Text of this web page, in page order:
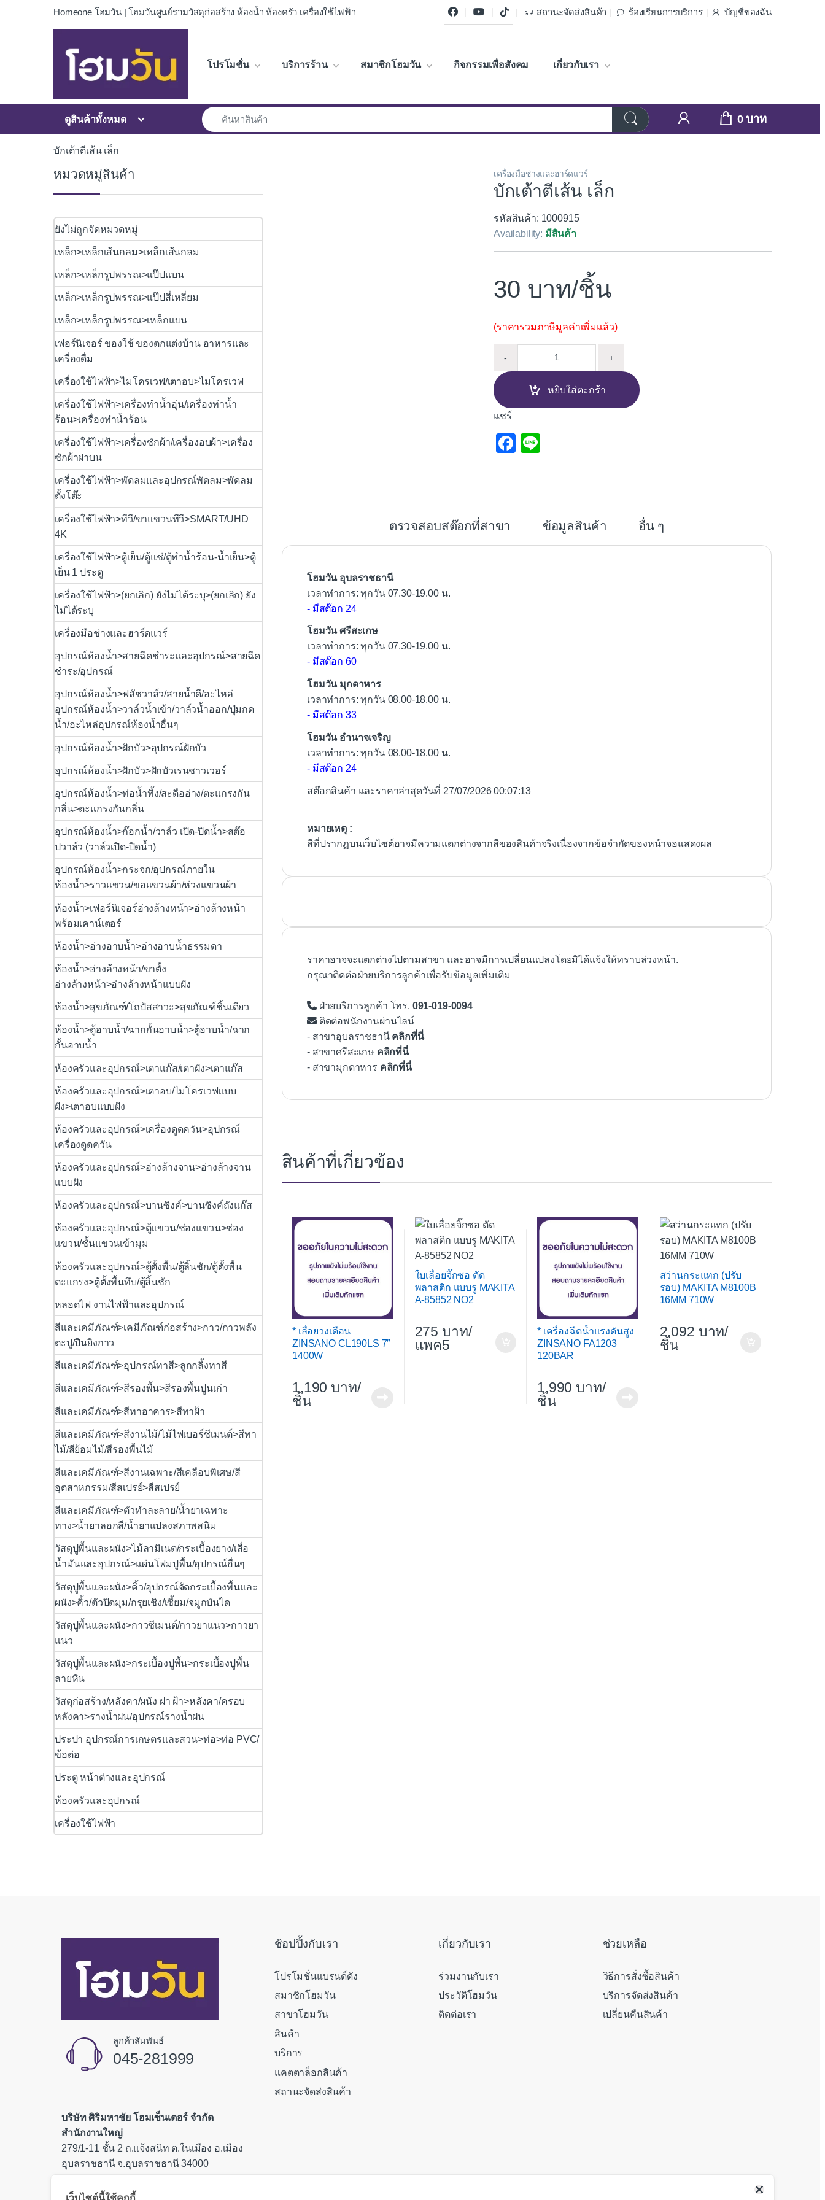
Skip to navigation
Skip to contentHomeone โฮมวัน | โฮมวันศูนย์รวมวัสดุก่อสร้าง ห้องน้ำ ห้องครัว เครื่องใช้ไฟฟ้า สถานะจัดส่งสินค้า ร้องเรียนการบริการ บัญชีของฉัน
โปรโมชั่น บริการร้าน สมาชิกโฮมวัน กิจกรรมเพื่อสังคม เกี่ยวกับเรา
ดูสินค้าทั้งหมด 0
บักเต้าตีเส้น เล็ก
เครื่องมือช่างและฮาร์ดแวร์
บักเต้าตีเส้น เล็ก
รหัสสินค้า: 1000915
Availability: มีสินค้า
30 /ชิ้น
(ราคารวมภาษีมูลค่าเพิ่มแล้ว)
- +
หยิบใส่ตะกร้า
แชร์
F
o
ตรวจสอบสต๊อกที่สาขา ข้อมูลสินค้า อื่น ๆ
โฮมวัน อุบลราชธานี
เวลาทำการ: ทุกวัน 07.30-19.00 น.
- มีสต๊อก 24
โฮมวัน ศรีสะเกษ
เวลาทำการ: ทุกวัน 07.30-19.00 น.
- มีสต๊อก 60
โฮมวัน มุกดาหาร
เวลาทำการ: ทุกวัน 08.00-18.00 น.
- มีสต๊อก 33
โฮมวัน อำนาจเจริญ
เวลาทำการ: ทุกวัน 08.00-18.00 น.
- มีสต๊อก 24
สต๊อกสินค้า และราคาล่าสุดวันที่ 27/07/2026 00:07:13
หมายเหตุ :
สีที่ปรากฏบนเว็บไซต์อาจมีความแตกต่างจากสีของสินค้าจริงเนื่องจากข้อจำกัดของหน้าจอแสดงผล
ราคาอาจจะแตกต่างไปตามสาขา และอาจมีการเปลี่ยนแปลงโดยมิได้แจ้งให้ทราบล่วงหน้า.
กรุณาติดต่อฝ่ายบริการลูกค้าเพื่อรับข้อมูลเพิ่มเติม
ฝ่ายบริการลูกค้า โทร. 091-019-0094
ติดต่อพนักงานผ่านไลน์
- สาขาอุบลราชธานี คลิกที่นี่
- สาขาศรีสะเกษ คลิกที่นี่
- สาขามุกดาหาร คลิกที่นี่
สินค้าที่เกี่ยวข้อง
* เลื่อยวงเดือน
ZINSANO CL190LS 7″
1400W
1,190
/
ชิ้น
ใบเลื่อยจิ๊กซอ ตัด
พลาสติก แบบรู MAKITA
A-85852 NO2
275
/
แพค5
* เครื่องฉีดน้ำแรงดันสูง
ZINSANO FA1203
120BAR
1,990
/
ชิ้น
สว่านกระแทก (ปรับ
รอบ) MAKITA M8100B
16MM 710W
2,092
/
ชิ้น
หมวดหมู่สินค้า
ยังไม่ถูกจัดหมวดหมู่
เหล็ก>เหล็กเส้นกลม>เหล็กเส้นกลม
เหล็ก>เหล็กรูปพรรณ>แป๊ปแบน
เหล็ก>เหล็กรูปพรรณ>แป๊ปสี่เหลี่ยม
เหล็ก>เหล็กรูปพรรณ>เหล็กแบน
เฟอร์นิเจอร์ ของใช้ ของตกแต่งบ้าน อาหารและ
เครื่องดื่ม
เครื่องใช้ไฟฟ้า>ไมโครเวฟ/เตาอบ>ไมโครเวฟ
เครื่องใช้ไฟฟ้า>เครื่องทำน้ำอุ่น/เครื่องทำน้ำ
ร้อน>เครื่องทำน้ำร้อน
เครื่องใช้ไฟฟ้า>เครื่่องซักผ้า/เครื่องอบผ้า>เครื่อง
ซักผ้าฝาบน
เครื่องใช้ไฟฟ้า>พัดลมและอุปกรณ์พัดลม>พัดลม
ตั้งโต๊ะ
เครื่องใช้ไฟฟ้า>ทีวี/ขาแขวนทีวี>SMART/UHD
4K
เครื่องใช้ไฟฟ้า>ตู้เย็น/ตู้แช่/ตู้ทำน้ำร้อน-น้ำเย็น>ตู้
เย็น 1 ประตู
เครื่องใช้ไฟฟ้า>(ยกเลิก) ยังไม่ได้ระบุ>(ยกเลิก) ยัง
ไม่ได้ระบุ
เครื่องมือช่างและฮาร์ดแวร์
อุปกรณ์ห้องน้ำ>สายฉีดชำระและอุปกรณ์>สายฉีด
ชำระ/อุปกรณ์
อุปกรณ์ห้องน้ำ>ฟลัชวาล์ว/สายน้ำดี/อะไหล่
อุปกรณ์ห้องน้ำ>วาล์วน้ำเข้า/วาล์วน้ำออก/ปุ่มกด
น้ำ/อะไหล่อุปกรณ์ห้องน้ำอื่นๆ
อุปกรณ์ห้องน้ำ>ฝักบัว>อุปกรณ์ฝักบัว
อุปกรณ์ห้องน้ำ>ฝักบัว>ฝักบัวเรนชาวเวอร์
อุปกรณ์ห้องน้ำ>ท่อน้ำทิ้ง/สะดืออ่าง/ตะแกรงกัน
กลิ่น>ตะแกรงกันกลิ่น
อุปกรณ์ห้องน้ำ>ก๊อกน้ำ/วาล์ว เปิด-ปิดน้ำ>สต๊อ
ปวาล์ว (วาล์วเปิด-ปิดน้ำ)
อุปกรณ์ห้องน้ำ>กระจก/อุปกรณ์ภายใน
ห้องน้ำ>ราวแขวน/ขอแขวนผ้า/ห่วงแขวนผ้า
ห้องน้ำ>เฟอร์นิเจอร์อ่างล้างหน้า>อ่างล้างหน้า
พร้อมเคาน์เตอร์
ห้องน้ำ>อ่างอาบน้ำ>อ่างอาบน้ำธรรมดา
ห้องน้ำ>อ่างล้างหน้า/ขาตั้ง
อ่างล้างหน้า>อ่างล้างหน้าแบบฝัง
ห้องน้ำ>สุขภัณฑ์/โถปัสสาวะ>สุขภัณฑ์ชิ้นเดียว
ห้องน้ำ>ตู้อาบน้ำ/ฉากกั้นอาบน้ำ>ตู้อาบน้ำ/ฉาก
กั้นอาบน้ำ
ห้องครัวและอุปกรณ์>เตาแก๊ส/เตาฝัง>เตาแก๊ส
ห้องครัวและอุปกรณ์>เตาอบ/ไมโครเวฟแบบ
ฝัง>เตาอบแบบฝัง
ห้องครัวและอุปกรณ์>เครื่องดูดควัน>อุปกรณ์
เครื่องดูดควัน
ห้องครัวและอุปกรณ์>อ่างล้างจาน>อ่างล้างจาน
แบบฝัง
ห้องครัวและอุปกรณ์>บานซิงค์>บานซิงค์ถังแก๊ส
ห้องครัวและอุปกรณ์>ตู้แขวน/ช่องแขวน>ช่อง
แขวน/ชั้นแขวนเข้ามุม
ห้องครัวและอุปกรณ์>ตู้ตั้งพื้น/ตู้ลิ้นชัก/ตู้ตั้งพื้น
ตะแกรง>ตู้ตั้งพื้นทึบ/ตู้ลิ้นชัก
หลอดไฟ งานไฟฟ้าและอุปกรณ์
สีและเคมีภัณฑ์>เคมีภัณฑ์ก่อสร้าง>กาว/กาวพลัง
ตะปู/ปืนยิงกาว
สีและเคมีภัณฑ์>อุปกรณ์ทาสี>ลูกกลิ้งทาสี
สีและเคมีภัณฑ์>สีรองพื้น>สีรองพื้นปูนเก่า
สีและเคมีภัณฑ์>สีทาอาคาร>สีทาฝ้า
สีและเคมีภัณฑ์>สีงานไม้/ไม้ไฟเบอร์ซีเมนต์>สีทา
ไม้/สีย้อมไม้/สีรองพื้นไม้
สีและเคมีภัณฑ์>สีงานเฉพาะ/สีเคลือบพิเศษ/สี
อุตสาหกรรม/สีสเปรย์>สีสเปรย์
สีและเคมีภัณฑ์>ตัวทำละลาย/น้ำยาเฉพาะ
ทาง>น้ำยาลอกสี/น้ำยาแปลงสภาพสนิม
วัสดุปูพื้นและผนัง>ไม้ลามิเนต/กระเบื้องยาง/เสื่อ
น้ำมันและอุปกรณ์>แผ่นโฟมปูพื้น/อุปกรณ์อื่นๆ
วัสดุปูพื้นและผนัง>คิ้ว/อุปกรณ์จัดกระเบื้องพื้นและ
ผนัง>คิ้ว/ตัวปิดมุม/กรุยเชิง/เซี้ยม/จมูกบันได
วัสดุปูพื้นและผนัง>กาวซีเมนต์/กาวยาแนว>กาวยา
แนว
วัสดุปูพื้นและผนัง>กระเบื้องปูพื้น>กระเบื้องปูพื้น
ลายหิน
วัสดุก่อสร้าง/หลังคา/ผนัง ฝา ฝ้า>หลังคา/ครอบ
หลังคา>รางน้ำฝน/อุปกรณ์รางน้ำฝน
ประปา อุปกรณ์การเกษตรและสวน>ท่อ>ท่อ PVC/
ข้อต่อ
ประตู หน้าต่างและอุปกรณ์
ห้องครัวและอุปกรณ์
เครื่องใช้ไฟฟ้า
ลูกค้าสัมพันธ์
045-281999
บริษัท ศิริมหาชัย โฮมเซ็นเตอร์ จำกัด
สำนักงานใหญ่
279/1-11 ชั้น 2 ถ.แจ้งสนิท ต.ในเมือง อ.เมือง
อุบลราชธานี จ.อุบลราชธานี 34000
ช้อปปิ้งกับเรา
โปรโมชั่นแบรนด์ดัง
สมาชิกโฮมวัน
สาขาโฮมวัน
สินค้า
บริการ
แคตตาล็อกสินค้า
สถานะจัดส่งสินค้า
เกี่ยวกับเรา
ร่วมงานกับเรา
ประวัติโฮมวัน
ติดต่อเรา
ช่วยเหลือ
วิธีการสั่งซื้อสินค้า
บริการจัดส่งสินค้า
เปลี่ยนคืนสินค้า
เว็บไซต์นี้ใช้คุกกี้